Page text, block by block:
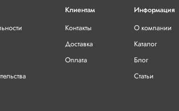
Клиентам
Контакты
Доставка
Оплата
Информация
О компании
Каталог
Блог
Статьи